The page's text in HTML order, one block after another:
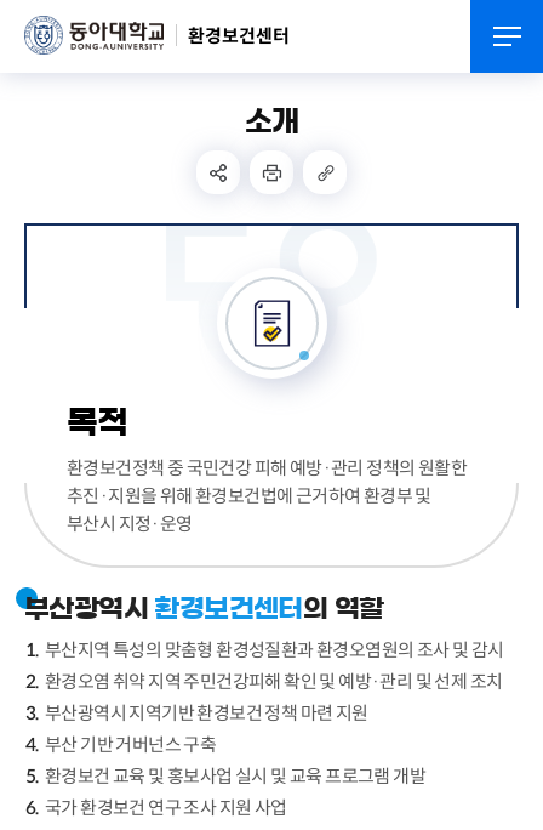
환경보건센터
소개
목적
환경보건정책 중 국민건강 피해 예방·관리 정책의 원활한
추진·지원을 위해 환경보건법에 근거하여 환경부 및
부산시 지정·운영
부산광역시 환경보건센터 의 역할
부산지역 특성의 맞춤형 환경성질환과 환경오염원의 조사 및 감시
환경오염 취약 지역 주민건강피해 확인 및 예방·관리 및 선제 조치
부산광역시 지역기반 환경보건 정책 마련 지원
부산 기반 거버넌스 구축
환경보건 교육 및 홍보사업 실시 및 교육 프로그램 개발
국가 환경보건 연구 조사 지원 사업